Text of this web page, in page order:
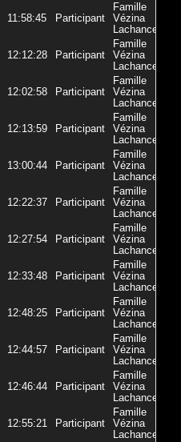
11:58:45 Participant
Famille
Vézina
Lachance
12:12:28 Participant
Famille
Vézina
Lachance
12:02:58 Participant
Famille
Vézina
Lachance
12:13:59 Participant
Famille
Vézina
Lachance
13:00:44 Participant
Famille
Vézina
Lachance
12:22:37 Participant
Famille
Vézina
Lachance
12:27:54 Participant
Famille
Vézina
Lachance
12:33:48 Participant
Famille
Vézina
Lachance
12:48:25 Participant
Famille
Vézina
Lachance
12:44:57 Participant
Famille
Vézina
Lachance
12:46:44 Participant
Famille
Vézina
Lachance
12:55:21 Participant
Famille
Vézina
Lachance